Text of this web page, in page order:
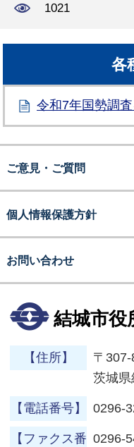
1021
各
令和7年国勢調
ご意見・ご質問
個人情報保護方針
お問い合わせ
結城市役
【住所】
〒307-
茨城
【電話番号】 0296-
【ファクス番 0296-